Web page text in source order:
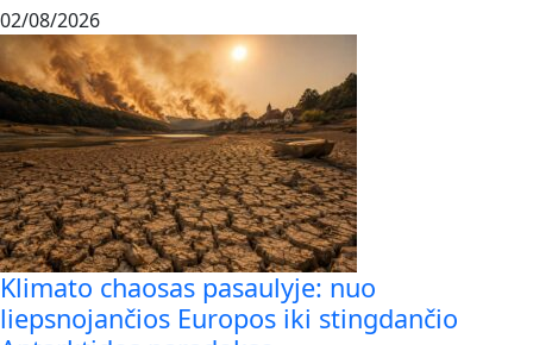
02/08/2026
Klimato chaosas pasaulyje: nuo
liepsnojančios Europos iki stingdančio